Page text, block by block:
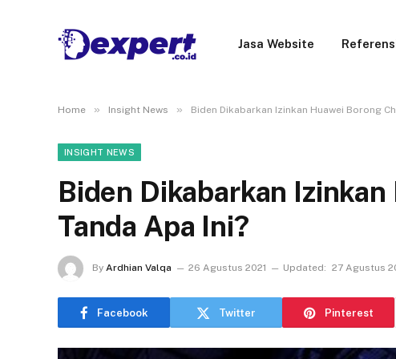
Jasa Website
Home » Insight News » Biden Dikabarkan Izinkan Huawei Borong
INSIGHT NEWS
Biden Dikabarkan
Tanda Apa Ini?
By Ardhian Valqa 26 Agustus 2021 Updated: 27 Agustus
Facebook Twitter Pinterest